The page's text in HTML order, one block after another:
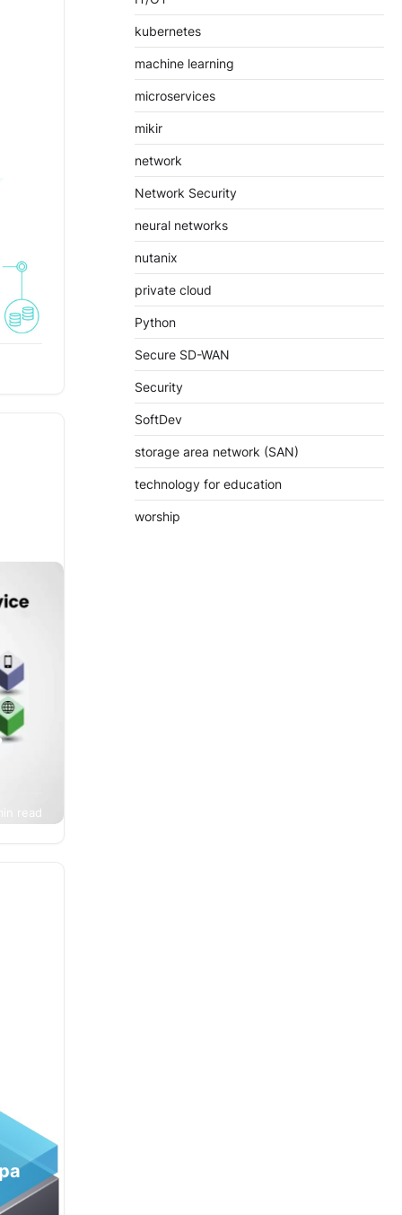
read
kubernetes
machine learning
microservices
mikir
network
Network Security
neural networks
nutanix
private cloud
Python
Secure SD-WAN
Security
SoftDev
storage area network (SAN)
technology for education
worship